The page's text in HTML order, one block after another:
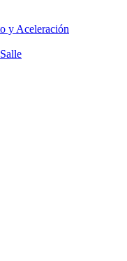
y Aceleración